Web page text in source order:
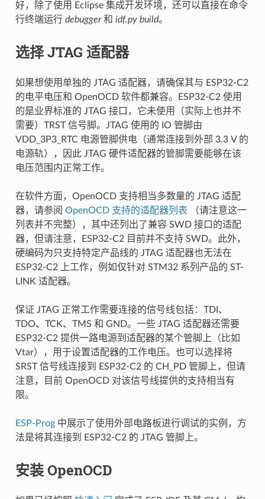
好，除了使用 Eclipse 集成开发环境，还可以直接在命令
行终端运行 debugger和 idf.py build。
选择 JTAG 适配器
如果想使用单独的 JTAG 适配器，请确保其与 ESP32-C2
的电平电压和 OpenOCD 软件都兼容。ESP32-C2 使用
的是业界标准的 JTAG 接口，它未使用（实际上也并不
需要）TRST 信号脚。JTAG 使用的 IO 管脚由
VDD_3P3_RTC 电源管脚供电（通常连接到外部 3.3 V 的
电源轨），因此 JTAG 硬件适配器的管脚需要能够在该
电压范围内正常工作。
在软件方面，OpenOCD 支持相当多数量的 JTAG 适配
器，请参阅 OpenOCD 支持的适配器列表 （请注意这一
列表并不完整），其中还列出了兼容 SWD 接口的适配
器，但请注意，ESP32-C2 目前并不支持 SWD。此外，
硬编码为只支持特定产品线的 JTAG 适配器也无法在
ESP32-C2 上工作，例如仅针对 STM32 系列产品的 ST-
LINK 适配器。
保证 JTAG 正常工作需要连接的信号线包括：TDI、
TDO、TCK、TMS 和 GND。一些 JTAG 适配器还需要
ESP32-C2 提供一路电源到适配器的某个管脚上（比如
Vtar），用于设置适配器的工作电压。也可以选择将
SRST 信号线连接到 ESP32-C2 的 CH_PD 管脚上，但请
注意，目前 OpenOCD 对该信号线提供的支持相当有
限。
ESP-Prog中展示了使用外部电路板进行调试的实例，方
法是将其连接到 ESP32-C2 的 JTAG 管脚上。
安装 OpenOCD